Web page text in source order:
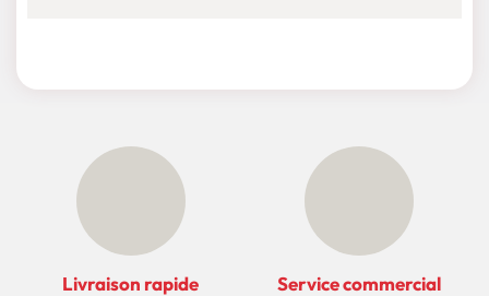
Livraison rapide Service commercial